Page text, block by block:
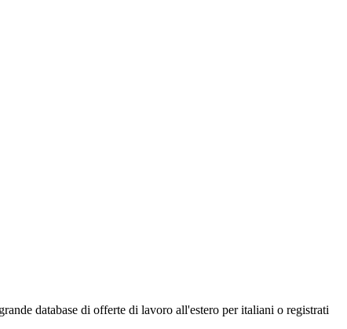
database di offerte di lavoro all'estero per italiani o registrati